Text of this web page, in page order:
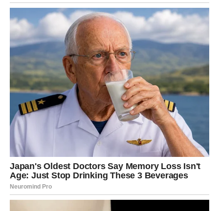
Ključni trenutak u ovoj priči dolazi kroz susret s
muslimanskom babicom koja mu je pružila podršku u
teškom trenutku. Ovaj susret nije bio samo čin pomoći;
predstavljao je simbol transformacije. Njena ljudskost,
prisutnost i toplina bili su suprotni od onoga što je on
nekada vjerovao. Ova situacija ga je natjerala da preispita
svoja uvjerenja i izazove koje su stvarale predrasude.
Susret nije bio samo površinski. On ga je potaknuo da
istražuje dublje aspekte ljudske prirode i otkrije kako
empatija može promijeniti perspektivu. Njegova potraga
za babicom nakon tog iskustva nije bila samo izraz
zahvalnosti, već i način da se zatvori jedno poglavlje u
njegovom životu, kao i da se oslobodi tereta starih
uvjerenja.